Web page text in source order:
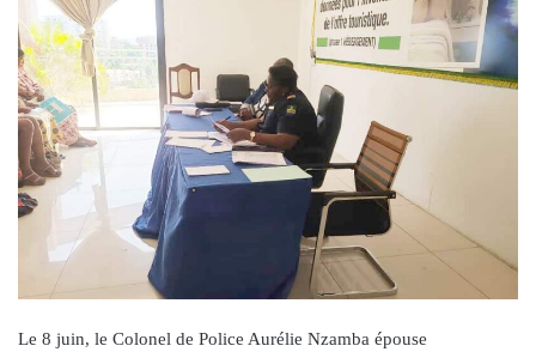
Le 8 juin, le Colonel de Police Aurélie Nzamba épouse